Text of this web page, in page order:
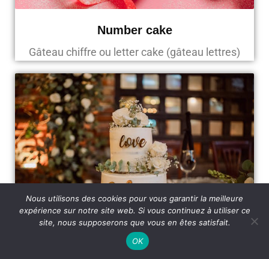
Number cake
Gâteau chiffre ou letter cake (gâteau lettres)
Wedding cake design
Nous utilisons des cookies pour vous garantir la meilleure
expérience sur notre site web. Si vous continuez à utiliser ce
site, nous supposerons que vous en êtes satisfait.
OK